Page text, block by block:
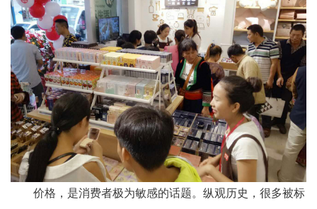
价格，是消费者极为敏感的话题。纵观历史，很多被标